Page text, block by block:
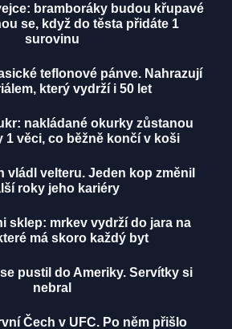
bramboráky budou křupavé
se, když do těsta přidáte 1
surovinu
teflonové pánve. Nahrazují
který vydrží i 50 let
nakládané okurky zůstanou
1 věci, co běžně končí v koši
vládl velteru. Jeden kop změnil
roky jeho kariéry
sklep: mrkev vydrží do jara na
má skoro každý byt
pustil do Ameriky. Servítky si
nebral
Čech v UFC. Po něm přišlo